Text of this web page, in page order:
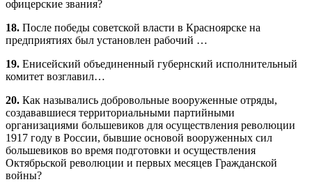
офицерские звания?
18. После победы советской власти в Красноярске на
предприятиях был установлен рабочий …
19. Енисейский объединенный губернский исполнительный
комитет возглавил…
20. Как назывались добровольные вооруженные отряды,
создававшиеся территориальными партийными
организациями большевиков для осуществления революции
1917 году в России, бывшие основой вооруженных сил
большевиков во время подготовки и осуществления
Октябрьской революции и первых месяцев Гражданской
войны?